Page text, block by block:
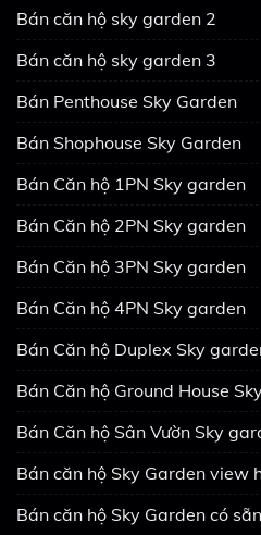
Bán căn hộ sky garden 2
Bán căn hộ sky garden 3
Bán Penthouse Sky Garden
Bán Shophouse Sky Garden
Bán Căn hộ 1PN Sky garden
Bán Căn hộ 2PN Sky garden
Bán Căn hộ 3PN Sky garden
Bán Căn hộ 4PN Sky garden
Bán Căn hộ Duplex Sky
Bán Căn hộ Ground House
Bán Căn hộ Sân Vườn Sky
Bán căn hộ Sky Garden view
Bán căn hộ Sky Garden có